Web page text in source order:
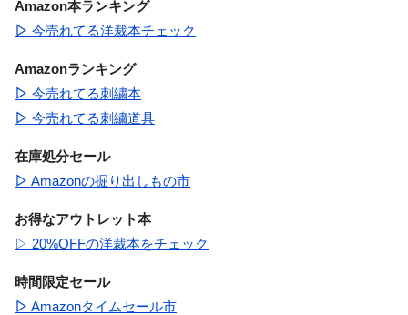
Amazon本ランキング
▷ 今売れてる洋裁本チェック
Amazonランキング
▷ 今売れてる刺繍本
▷ 今売れてる刺繍道具
在庫処分セール
▷ Amazonの掘り出しもの市
お得なアウトレット本
▷ 20%OFFの洋裁本をチェック
時間限定セール
▷ Amazonタイムセール市